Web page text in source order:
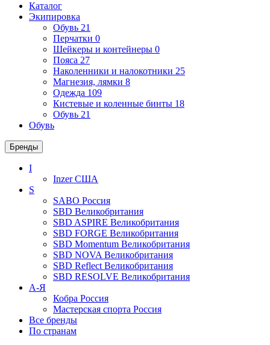
Каталог
Экипировка
Обувь 21
Перчатки 0
Шейкеры и контейнеры 0
Пояса 27
Наколенники и налокотники 25
Магнезия, лямки 8
Одежда 109
Кистевые и коленные бинты 18
Обувь 21
Обувь
Бренды
I
InzerСША
S
SABO Россия
SBD Великобритания
SBD ASPIRE Великобритания
SBD FORGE Великобритания
SBD Momentum Великобритания
SBD NOVA Великобритания
SBD Reflect Великобритания
SBD RESOLVE Великобритания
А-Я
Кобра Россия
Мастерская спорта Россия
Все бренды
По странам